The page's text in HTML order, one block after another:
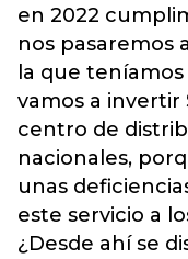
en 2022
nos pasaremos
la que
vamos a invertir
centro de
nacionales,
unas
este servicio a
¿Desde ahí se